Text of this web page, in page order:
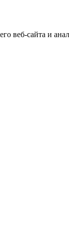
веб-сайта и